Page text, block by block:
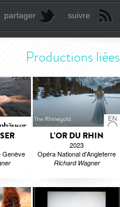
partager suivre
Productions liées
Genève
L'OR DU RHIN
2023
Opéra National d'Angleterre
Richard Wagner